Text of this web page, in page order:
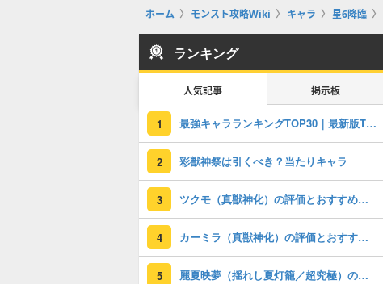
ホーム モンスト攻略Wiki キャラ 星6降臨
ランキング
人気記事 掲示板
1 最強キャラランキングTOP30｜最新版Tier
2 彩獣神祭は引くべき？当たりキャラ
3 ツクモ（真獣神化）の評価とおすすめのわくわくの実
4 カーミラ（真獣神化）の評価とおすすめのわくわくの実
5 麗夏映夢（揺れし夏灯籠／超究極）の攻略と適正